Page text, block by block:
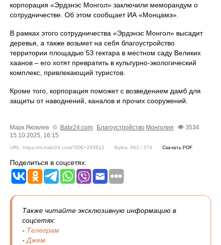
корпорация «Эрдэнэс Монгол» заключили меморандум о
сотрудничестве. Об этом сообщает ИА «Монцамэ».
В рамках этого сотрудничества «Эрдэнэс Монгол» высадит
деревья, а также возьмет на себя благоустройство
территории площадью 53 гектара в местном саду Великих
хаанов – его хотят превратить в культурно-экологический
комплекс, привлекающий туристов.
Кроме того, корпорация поможет с возведением дамб для
защиты от наводнений, каналов и прочих сооружений.
Марк Яковлев © Babr24.com Благоустройство Монголия
3534
15.10.2025, 16:15
URL: https://m.babr24.com/?IDE=283612 Bytes: 662 / 574 Скачать PDF
Поделиться в соцсетях:
Также читайте эксклюзивную информацию в
соцсетях:
- Телеграм
-Джем